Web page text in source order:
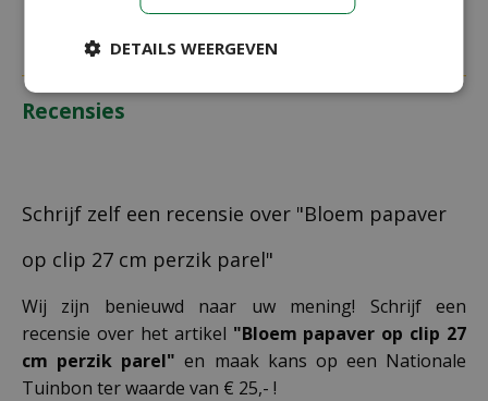
Recensies
Schrijf zelf een recensie over "Bloem papaver
op clip 27 cm perzik parel"
Wij zijn benieuwd naar uw mening! Schrijf een
recensie over het artikel "Bloem papaver op clip 27
cm perzik parel" en maak kans op een Nationale
Tuinbon ter waarde van € 25,- !
DETAILS WEERGEVEN